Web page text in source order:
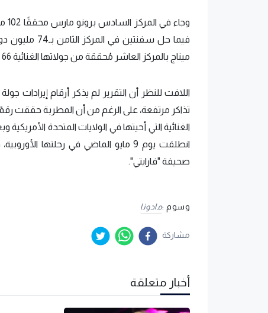
ميناج بالمركز العاشر مُحققة من جولاتها الغنائية 66 مليون دولار.
اللافت للنظر أن التقرير لم يذكر أرقام إيرادات
تذاكر مرتفعة، على الرغم من أن المطربة حققت رقمًا
الغنائية التي أحيتها في الولايات المتحدة
صحيفة "فارايتي".
وسوم :مادونا
مشاركة
أخبار متعلقة